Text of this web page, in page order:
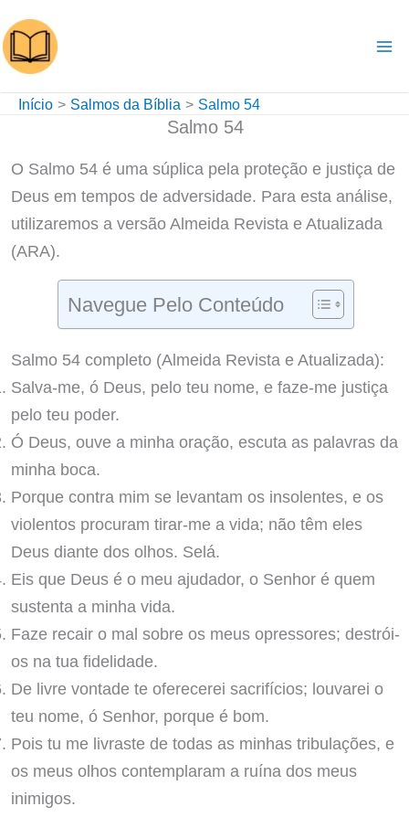
para
o
conteúdo
Início Salmos da Bíblia Salmo 54
Salmo 54
O Salmo 54 é uma súplica pela proteção e justiça de
Deus em tempos de adversidade. Para esta análise,
utilizaremos a versão Almeida Revista e Atualizada
(ARA).
Navegue Pelo Conteúdo
Salmo 54 completo (Almeida Revista e Atualizada):
Salva-me, ó Deus, pelo teu nome, e faze-me justiça
pelo teu poder.
Ó Deus, ouve a minha oração, escuta as palavras da
minha boca.
Porque contra mim se levantam os insolentes, e os
violentos procuram tirar-me a vida; não têm eles
Deus diante dos olhos. Selá.
Eis que Deus é o meu ajudador, o Senhor é quem
sustenta a minha vida.
Faze recair o mal sobre os meus opressores; destrói-
os na tua fidelidade.
De livre vontade te oferecerei sacrifícios; louvarei o
teu nome, ó Senhor, porque é bom.
Pois tu me livraste de todas as minhas tribulações, e
os meus olhos contemplaram a ruína dos meus
inimigos.